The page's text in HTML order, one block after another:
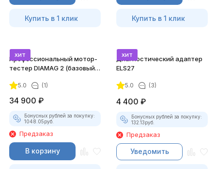
Купить в 1 клик Купить в 1 клик
хит
Профессиональный мотор-
тестер DIAMAG 2 (базовый
5.0 (1)
34 900 ₽
Бонусных рублей за покупку:
1048.05руб.
Предзаказ
В корзину
хит
Диагностический адаптер
ELS27
5.0 (3)
4 400 ₽
Бонусных рублей за покупку:
132.13руб.
Предзаказ
Уведомить